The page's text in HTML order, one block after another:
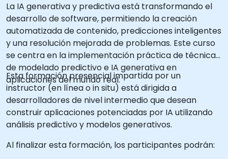
La IA generativa y predictiva está transformando el
desarrollo de software, permitiendo la creación
automatizada de contenido, predicciones inteligentes
y una resolución mejorada de problemas. Este curso
se centra en la implementación práctica de técnicas
de modelado predictivo e IA generativa en
aplicaciones del mundo real.
Esta formación presencial impartida por un
instructor (en línea o in situ) está dirigida a
desarrolladores de nivel intermedio que desean
construir aplicaciones potenciadas por IA utilizando
análisis predictivo y modelos generativos.
Al finalizar esta formación, los participantes podrán: